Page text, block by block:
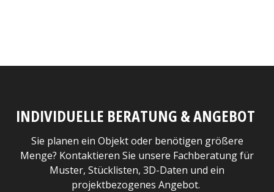
INDIVIDUELLE BERATUNG & ANGEBOT
Sie planen ein Objekt oder benötigen größere
Menge? Kontaktieren Sie unsere Fachberatung für
Muster, Stücklisten, 3D-Daten und ein
projektbezogenes Angebot.